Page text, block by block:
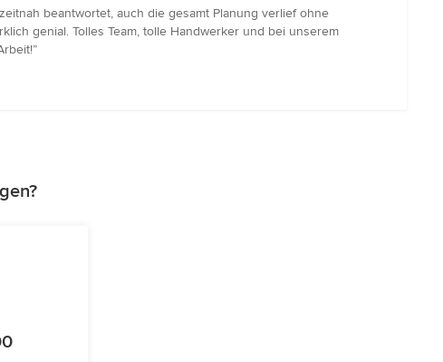
beantwortet, auch die gesamt Planung verlief ohne
genial. Tolles Team, tolle Handwerker und bei unserem